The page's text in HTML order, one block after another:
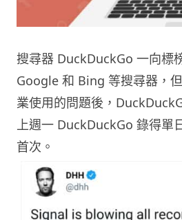
搜尋器 DuckDuckGo 一向標
Google 和 Bing 等搜尋器，
業使用的問題後，
上週一 DuckDuckGo 錄得單
首次。